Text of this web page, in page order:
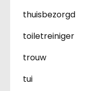
thuisbezorgd
toiletreiniger
trouw
tui